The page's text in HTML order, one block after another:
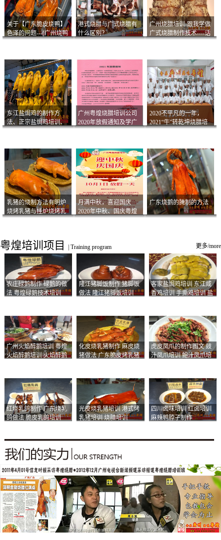
关于【广东脆皮烧鸭】
色泽的问题---[广州烧鸭
港式烧腊与广式烧腊有
什么区别？
广州烧腊培训-跟我学做
广式烧腊制作技术----话
东江盐焗鸡的制作方
法、正宗盐焗鸡培训、
广州粤煌烧腊培训公司
2020年放假通知及学广
2020不平凡的一年，
2021“牛”转乾坤烧腊培
乳猪的烧制方法有明炉
烧烤乳猪与挂炉烧烤乳
月满中秋，喜迎国庆
2020年中秋、国庆粤煌
广东烧鹅的腌制的方法
粤煌培训项目 Training program 更多/more
农庄碌鹅制作 碌鹅的做
法 粤煌碌鹅技术培训
隆江猪脚饭制作 猪脚饭
做法 隆江猪脚饭培训
客家盐焗鸡培训 东江咸
香鸡培训 手撕鸡培训 盐
广州火焰醉鹅培训 粤煌
火焰醉鹅培训 火焰醉鹅
化皮烧乳猪制作 麻皮烧
猪做法 广东脆皮烤乳猪
虎皮凤爪的制作图文 豉
汁凤爪培训 鲍汁凤爪培
红烧乳鸽制作 广东烧乳
鸽做法 脆皮乳鸽培训
光皮烧乳猪培训 港式烤
乳猪培训 烧腊培训
四川卤味培训 红卤培训
麻辣鸭脖子制作